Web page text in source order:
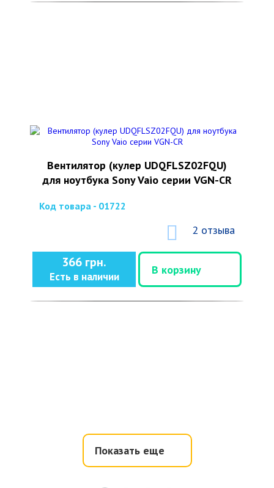
Вентилятор (кулер UDQFLSZ02FQU)
для ноутбука Sony Vaio серии VGN-CR
Код товара - 01722
2 отзыва
366 грн.
Есть в наличии
В корзину
Показать еще